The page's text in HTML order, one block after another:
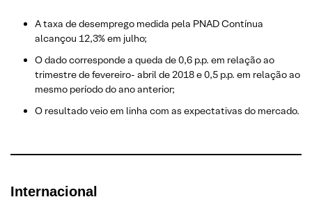
A taxa de desemprego medida pela PNAD Contínua
alcançou 12,3% em julho;
O dado corresponde a queda de 0,6 p.p. em relação ao
trimestre de fevereiro- abril de 2018 e 0,5 p.p. em relação ao
mesmo período do ano anterior;
O resultado veio em linha com as expectativas do mercado.
Internacional